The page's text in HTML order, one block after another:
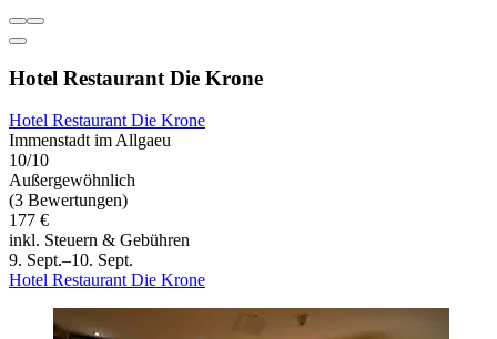
Hotel Restaurant Die Krone
Hotel Restaurant Die Krone
Immenstadt im Allgaeu
10/10
Außergewöhnlich
(3 Bewertungen)
177 €
inkl. Steuern & Gebühren
9. Sept.–10. Sept.
Hotel Restaurant Die Krone